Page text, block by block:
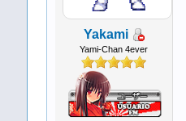
Yakami
Yami-Chan 4ever